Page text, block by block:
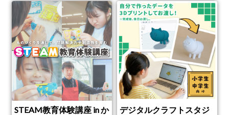
STEAM教育体験講座 in か
デジタルクラフトスタジ